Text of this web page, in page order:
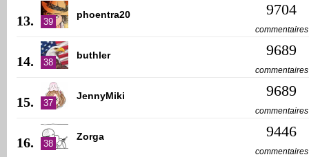
13. 39
phoentra20 9704
commentaires
14. 38
buthler 9689
commentaires
15. 37
JennyMiki 9689
commentaires
16. 38
Zorga 9446
commentaires